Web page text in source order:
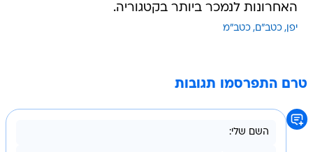
האחרונות לנמכר ביותר בקטגוריה.
יפן כטב"ם כטב"מ
טרם התפרסמו תגובות